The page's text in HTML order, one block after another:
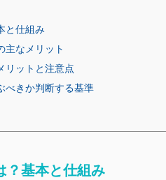
と仕組み
主なメリット
リットと注意点
べきか判断する基準
？基本と仕組み